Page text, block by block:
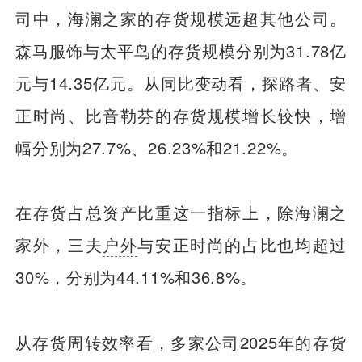
司中，海澜之家的存货规模远超其他公司。
森马服饰与太平鸟的存货规模分别为31.78亿
元与14.35亿元。从同比变动看，探路者、安
正时尚、比音勒芬的存货规模增长较快，增
幅分别为27.7%、26.23%和21.22%。
在存货占总资产比重这一指标上，除海澜之
家外，三夫户外与安正时尚的占比也均超过
30%，分别为44.11%和36.8%。
从存货周转效率看，多家公司2025年的存货